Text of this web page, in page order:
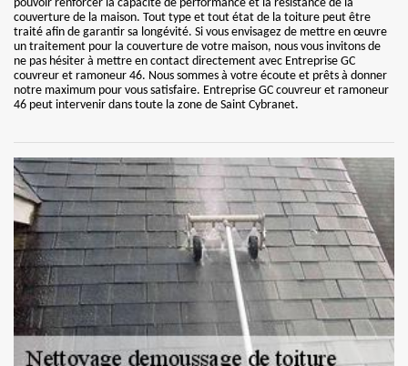
pouvoir renforcer la capacité de performance et la résistance de la
couverture de la maison. Tout type et tout état de la toiture peut être
traité afin de garantir sa longévité. Si vous envisagez de mettre en œuvre
un traitement pour la couverture de votre maison, nous vous invitons de
ne pas hésiter à mettre en contact directement avec Entreprise GC
couvreur et ramoneur 46. Nous sommes à votre écoute et prêts à donner
notre maximum pour vous satisfaire. Entreprise GC couvreur et ramoneur
46 peut intervenir dans toute la zone de Saint Cybranet.